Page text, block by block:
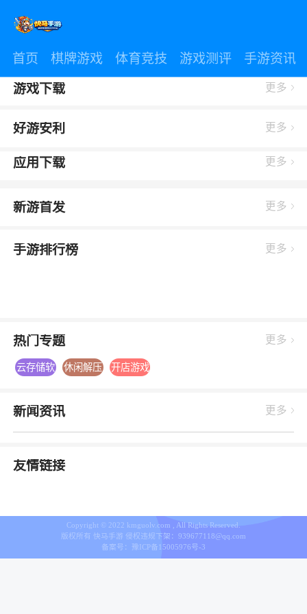
首页 棋牌游戏 体育竞技 游戏测评 手游资讯
游戏下载 更多
好游安利 更多
应用下载 更多
新游首发 更多
手游排行榜 更多
热门专题 更多
云存储软
休闲解压
开店游戏
新闻资讯 更多
友情链接
Copyright © 2022 kmguolv.com , All Rights Reserved.
版权所有 快马手游 侵权违规下架：939677118@qq.com
备案号： 豫ICP备15005976号-3